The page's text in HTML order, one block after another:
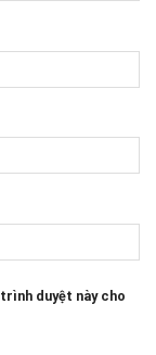
duyệt này cho